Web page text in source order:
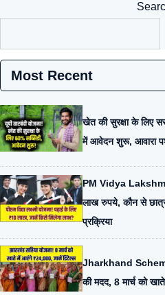
Most Recent
खेत की सुरक्षा के लिए
में आवेदन शुरू, आवारा
PM Vidya Lakshmi
लाख रुपये, कौन से
प्रक्रिया
Jharkhand
की मदद, 8 मार्च को